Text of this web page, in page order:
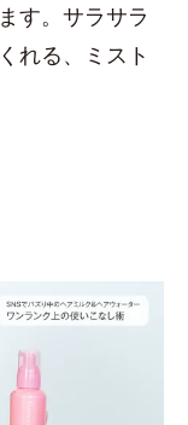
す。サラサラ
れる、ミスト